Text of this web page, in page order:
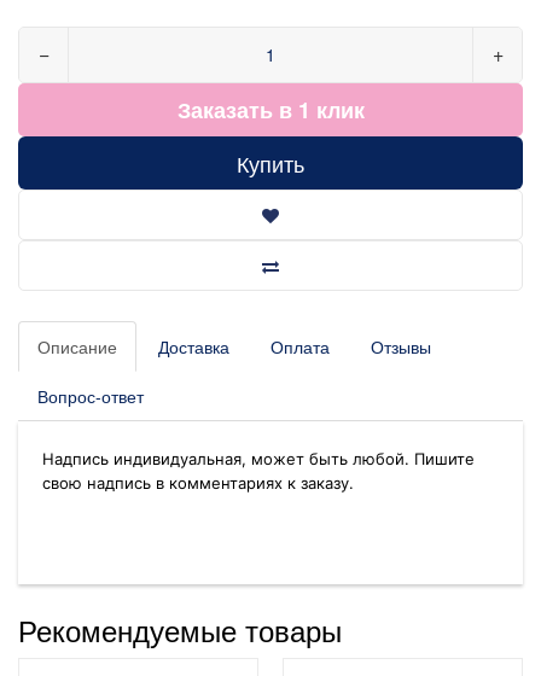
− +
Заказать в 1 клик
Купить
Описание Доставка Оплата Отзывы
Вопрос-ответ
Надпись индивидуальная, может быть любой. Пишите
свою надпись в комментариях к заказу.
Рекомендуемые товары